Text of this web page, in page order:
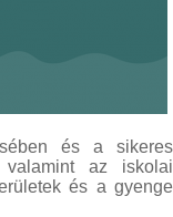
és a sikeres
valamint az iskolai
és a gyenge